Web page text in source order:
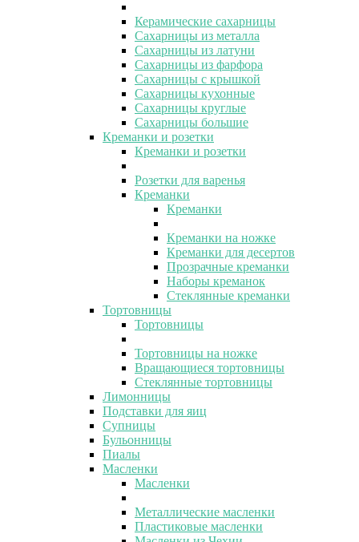
Керамические сахарницы
Сахарницы из металла
Сахарницы из латуни
Сахарницы из фарфора
Сахарницы с крышкой
Сахарницы кухонные
Сахарницы круглые
Сахарницы большие
Креманки и розетки
Креманки и розетки
Розетки для варенья
Креманки
Креманки
Креманки на ножке
Креманки для десертов
Прозрачные креманки
Наборы креманок
Стеклянные креманки
Тортовницы
Тортовницы
Тортовницы на ножке
Вращающиеся тортовницы
Стеклянные тортовницы
Лимонницы
Подставки для яиц
Супницы
Бульонницы
Пиалы
Масленки
Масленки
Металлические масленки
Пластиковые масленки